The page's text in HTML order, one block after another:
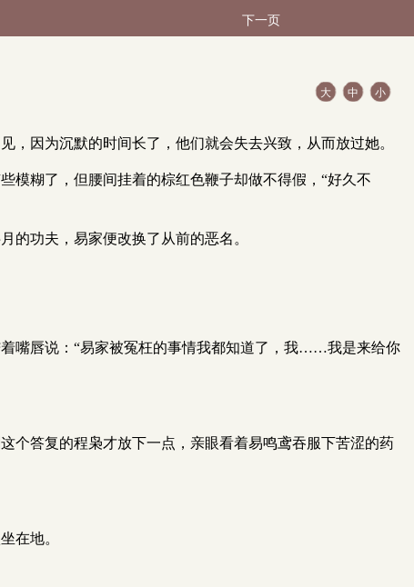
下一页
大 中 小
因为沉默的时间长了，他们就会失去兴致，从而放过她。
模糊了，但腰间挂着的棕红色鞭子却做不得假，“好久不
的功夫，易家便改换了从前的恶名。
嘴唇说：“易家被冤枉的事情我都知道了，我……我是来给你
个答复的程枭才放下一点，亲眼看着易鸣鸢吞服下苦涩的药
在地。